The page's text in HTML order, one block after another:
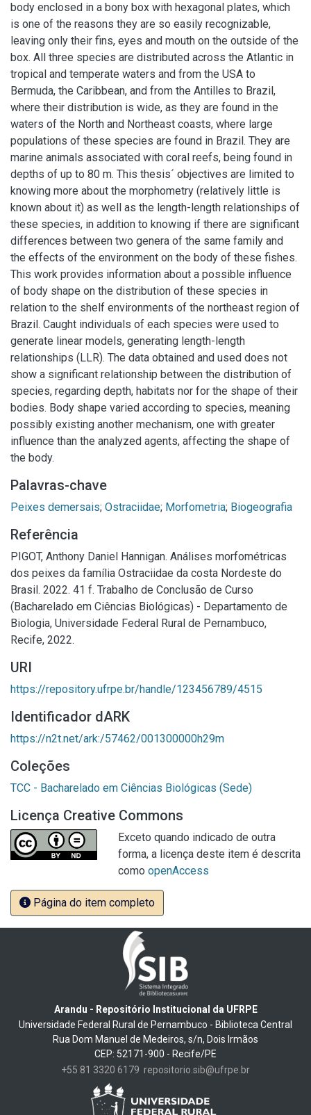
body enclosed in a bony box with hexagonal plates, which
is one of the reasons they are so easily recognizable,
leaving only their fins, eyes and mouth on the outside of the
box. All three species are distributed across the Atlantic in
tropical and temperate waters and from the USA to
Bermuda, the Caribbean, and from the Antilles to Brazil,
where their distribution is wide, as they are found in the
waters of the North and Northeast coasts, where large
populations of these species are found in Brazil. They are
marine animals associated with coral reefs, being found in
depths of up to 80 m. This thesis´ objectives are limited to
knowing more about the morphometry (relatively little is
known about it) as well as the length-length relationships of
these species, in addition to knowing if there are significant
differences between two genera of the same family and
the effects of the environment on the body of these fishes.
This work provides information about a possible influence
of body shape on the distribution of these species in
relation to the shelf environments of the northeast region of
Brazil. Caught individuals of each species were used to
generate linear models, generating length-length
relationships (LLR). The data obtained and used does not
show a significant relationship between the distribution of
species, regarding depth, habitats nor for the shape of their
bodies. Body shape varied according to species, meaning
possibly existing another mechanism, one with greater
influence than the analyzed agents, affecting the shape of
the body.
Palavras-chave
Peixes demersais; Ostraciidae; Morfometria; Biogeografia
Referência
PIGOT, Anthony Daniel Hannigan. Análises morfométricas
dos peixes da família Ostraciidae da costa Nordeste do
Brasil. 2022. 41 f. Trabalho de Conclusão de Curso
(Bacharelado em Ciências Biológicas) - Departamento de
Biologia, Universidade Federal Rural de Pernambuco,
Recife, 2022.
URI
https://repository.ufrpe.br/handle/123456789/4515
Identificador dARK
https://n2t.net/ark:/57462/001300000h29m
Coleções
TCC - Bacharelado em Ciências Biológicas (Sede)
Licença Creative Commons
Exceto quando indicado de outra
forma, a licença deste item é descrita
como openAccess
Página do item completo
Arandu - Repositório Institucional da UFRPE
Universidade Federal Rural de Pernambuco - Biblioteca Central
Rua Dom Manuel de Medeiros, s/n, Dois Irmãos
CEP: 52171-900 - Recife/PE
+55 81 3320 6179 repositorio.sib@ufrpe.br